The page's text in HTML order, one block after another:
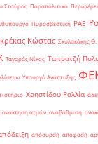
Σταύρος Παραπολιτικά
Πυροσβεστική ΡΑΕ
Κώστας Σκυλακάκης Θ.
Ταγαράς Νίκος Ταπρατζή
Υπουργό Ανάπτυξης
Χρηστίδου Ραλλία
ανάκτηση ατμών αναβάθμιση
απόσυρση απόφαση